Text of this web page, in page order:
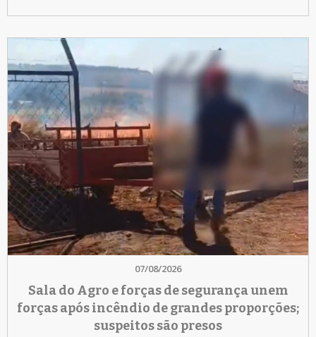
07/08/2026
Sala do Agro e forças de segurança unem
forças após incêndio de grandes proporções;
suspeitos são presos